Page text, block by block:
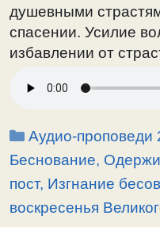
душевными
спасении. Усилие
избавлении от
и соединяются с
постом. Об изгнании
могут изгнать
поста и
4-е воскресенье
Мр.9:17-31. Об
Рубрики
Аудио-проповеди
Беснование,
пост, Изгнание бесов
воскресенья